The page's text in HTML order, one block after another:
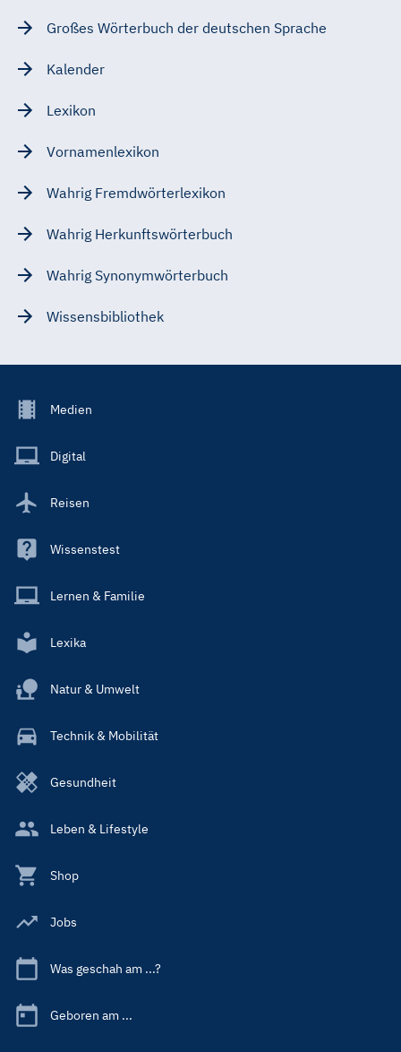
Großes Wörterbuch der deutschen Sprache
Kalender
Lexikon
Vornamenlexikon
Wahrig Fremdwörterlexikon
Wahrig Herkunftswörterbuch
Wahrig Synonymwörterbuch
Wissensbibliothek
Footer
Main
Medien
Digital
Reisen
Wissenstest
Lernen & Familie
Lexika
Natur & Umwelt
Technik & Mobilität
Gesundheit
Leben & Lifestyle
Shop
Jobs
Was geschah am ...?
Geboren am ...